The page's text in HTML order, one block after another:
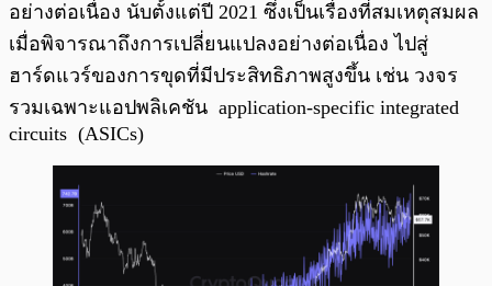
อย่างต่อเนื่อง นับตั้งแต่ปี 2021 ซึ่งเป็นเรื่องที่สมเหตุสมผล
เมื่อพิจารณาถึงการเปลี่ยนแปลงอย่างต่อเนื่อง ไปสู่
ฮาร์ดแวร์ของการขุดที่มีประสิทธิภาพสูงขึ้น เช่น วงจร
รวมเฉพาะแอปพลิเคชัน application-specific integrated
circuits (ASICs)